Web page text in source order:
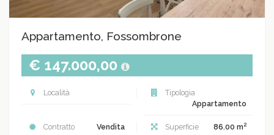
Appartamento, Fossombrone
€ 147.000,00
Località
Tipologia
Appartamento
Contratto Vendita Superficie 86.00 m2